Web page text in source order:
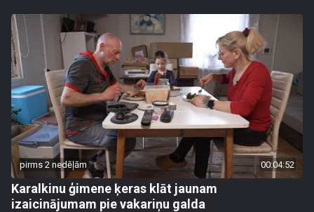
pirms 2 nedēļām 00:04:52
Karalkinu ģimene ķeras klāt jaunam
izaicinājumam pie vakariņu galda